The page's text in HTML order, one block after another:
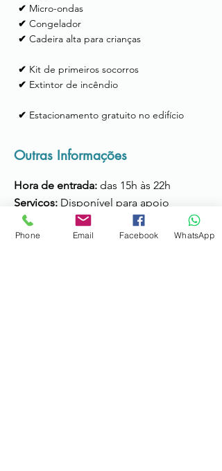
✔ Micro-ondas
✔ Congelador
✔ Cadeira alta para crianças
✔ Kit de primeiros socorros
✔ Extintor de incêndio
✔ Estacionamento gratuito no edifício
Outras Informações
Hora de entrada: das 15h às 22h
Serviços: Disponível para apoio
durante a estadia; Possibilidade de
transporte para o metro ou aeroporto
Phone Email Facebook WhatsApp